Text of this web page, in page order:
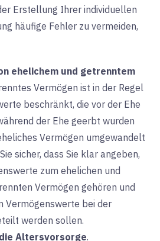
Erstellung Ihrer individuellen
häufige Fehler zu vermeiden,
ehelichem und getrenntem
Vermögen ist in der Regel
beschränkt, die vor der Ehe
der Ehe geerbt wurden
Vermögen umgewandelt
sicher, dass Sie klar angeben,
zum ehelichen und
Vermögen gehören und
Vermögenswerte bei der
werden sollen.
Altersvorsorge.